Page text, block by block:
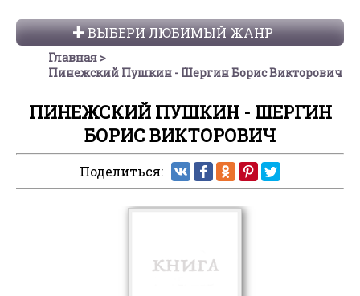
ВЫБЕРИ ЛЮБИМЫЙ ЖАНР
Главная
Пинежский Пушкин - Шергин Борис Викторович
ПИНЕЖСКИЙ ПУШКИН - ШЕРГИН
БОРИС ВИКТОРОВИЧ
Поделиться: